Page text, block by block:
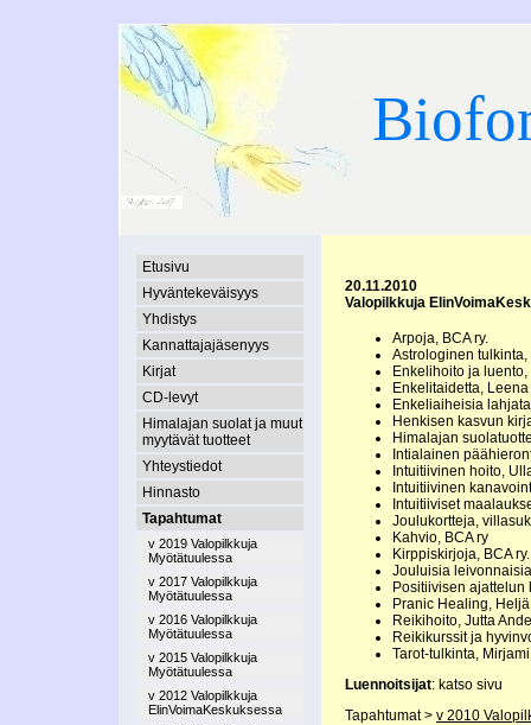
Etusivu
Hyväntekeväisyys
Yhdistys
Kannattajajäsenyys
Kirjat
CD-levyt
Himalajan suolat ja muut
myytävät tuotteet
Yhteystiedot
Hinnasto
Tapahtumat
v 2019 Valopilkkuja
Myötätuulessa
v 2017 Valopilkkuja
Myötätuulessa
v 2016 Valopilkkuja
Myötätuulessa
v 2015 Valopilkkuja
Myötätuulessa
v 2012 Valopilkkuja
ElinVoimaKeskuksessa
20.11.2010
Valopilkkuja
Arpoja, BCA ry.
Astrologinen tulkinta,
Enkelihoito ja
Enkelitaidetta,
Enkeliaiheisia
Henkisen kasvun
Himalajan
Intialainen
Intuitiivinen hoito,
Intuitiivinen
Intuitiiviset
Joulukortteja,
Kahvio, BCA ry
Kirppiskirjoja, BCA ry.
Jouluisia
Positiivisen ajattelun
Pranic Healing,
Reikihoito, Jutta
Reikikurssit ja
Tarot-tulkinta,
Luennoitsijat: katso sivu
Tapahtumat > v 2010